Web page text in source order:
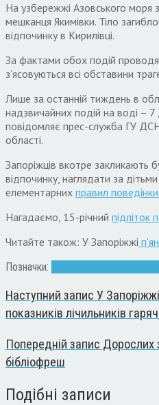
На узбережжі Азовського моря
мешканця Якимівки. Тіло
відпочинку в Кирилівці.
За фактами обох подій
з’ясовуються всі обставини
Лише за останній тиждень в
надзвичайних подій на воді –
повідомляє прес-служба ГУ
області.
Запоріжців вкотре
відпочинку, наглядати за
елементарних правил
Нагадаємо, 15-річний підліток
Читайте також: У Запоріжжі
Позначки:
Наступний запис У
показників лічильників
Попередній запис Дорослих
бібліофреш
Подібні записи